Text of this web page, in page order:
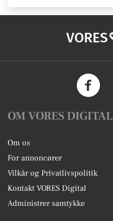
VORES
OM VORES DIGITAL
Om os
For annoncører
Vilkår og Privatlivspolitik
Kontakt VORES Digital
Administrer samtykke